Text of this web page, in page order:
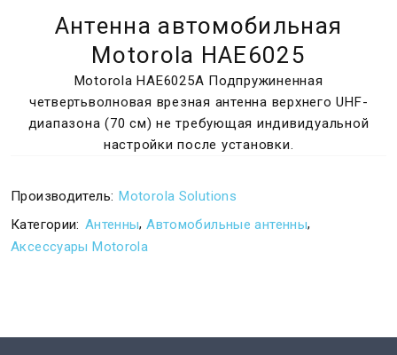
Антенна автомобильная
Motorola HAE6025
Motorola HAE6025A Подпружиненная
четвертьволновая врезная антенна верхнего UHF-
диапазона (70 см) не требующая индивидуальной
настройки после установки.
Производитель: Motorola Solutions
Категории: Антенны,Автомобильные антенны,
Аксессуары Motorola